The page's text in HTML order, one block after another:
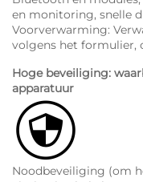
en monitoring, snelle
Voorverwarming:
volgens het formulier,
Hoge beveiliging:
apparatuur
Noodbeveiliging (om